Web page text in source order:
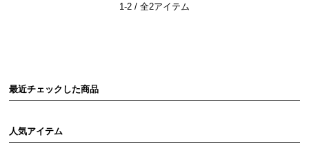
1-2 / 全2アイテム
最近チェックした商品
人気アイテム